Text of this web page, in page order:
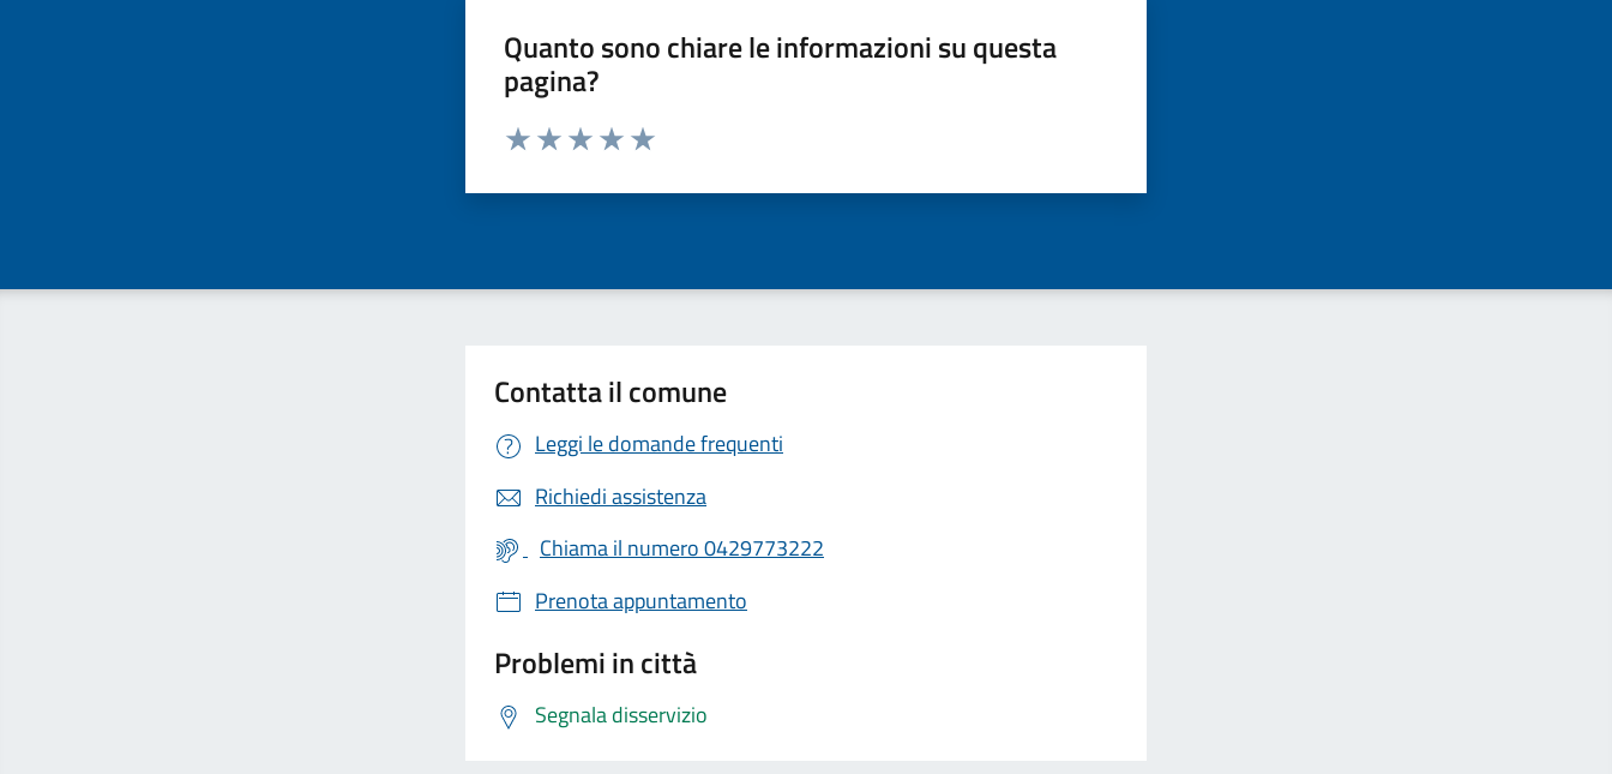
Quanto sono chiare le informazioni su questa
pagina?
Valuta da 1 a 5 stelle la pagina
Contatta il comune
Leggi le domande frequenti
Richiedi assistenza
Chiama il numero 0429773222
Prenota appuntamento
Problemi in città
Segnala disservizio